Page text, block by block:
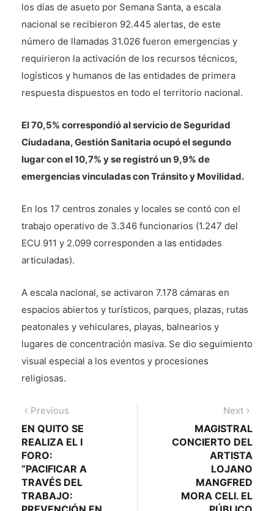
los días de asueto por Semana Santa, a escala
nacional se recibieron 92.445 alertas, de este
número de llamadas 31.026 fueron emergencias y
requirieron la activación de los recursos técnicos,
logísticos y humanos de las entidades de primera
respuesta dispuestos en todo el territorio nacional.
El 70,5% correspondió al servicio de Seguridad
Ciudadana, Gestión Sanitaria ocupó el segundo
lugar con el 10,7% y se registró un 9,9% de
emergencias vinculadas con Tránsito y Movilidad.
En los 17 centros zonales y locales se contó con el
trabajo operativo de 3.346 funcionarios (1.247 del
ECU 911 y 2.099 corresponden a las entidades
articuladas).
A escala nacional, se activaron 7.178 cámaras en
espacios abiertos y turísticos, parques, plazas, rutas
peatonales y vehiculares, playas, balnearios y
lugares de concentración masiva. Se dio seguimiento
visual especial a los eventos y procesiones
religiosas.
Navegación
de
entradas
Previous
post:
EN QUITO SE
REALIZA EL I
FORO:
“PACIFICAR A
TRAVÉS DEL
TRABAJO:
Next
MAGISTRAL
CONCIERTO DEL
ARTISTA
LOJANO
MANGFRED
MORA CELI. EL